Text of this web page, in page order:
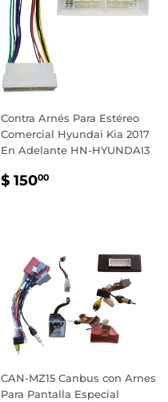
Contra Arnés Para Estéreo
Comercial Hyundai Kia 2017
En Adelante HN-HYUNDAI3
PRECIO
$ 15000
CAN-MZ15 Canbus con Arnes
Para Pantalla Especial